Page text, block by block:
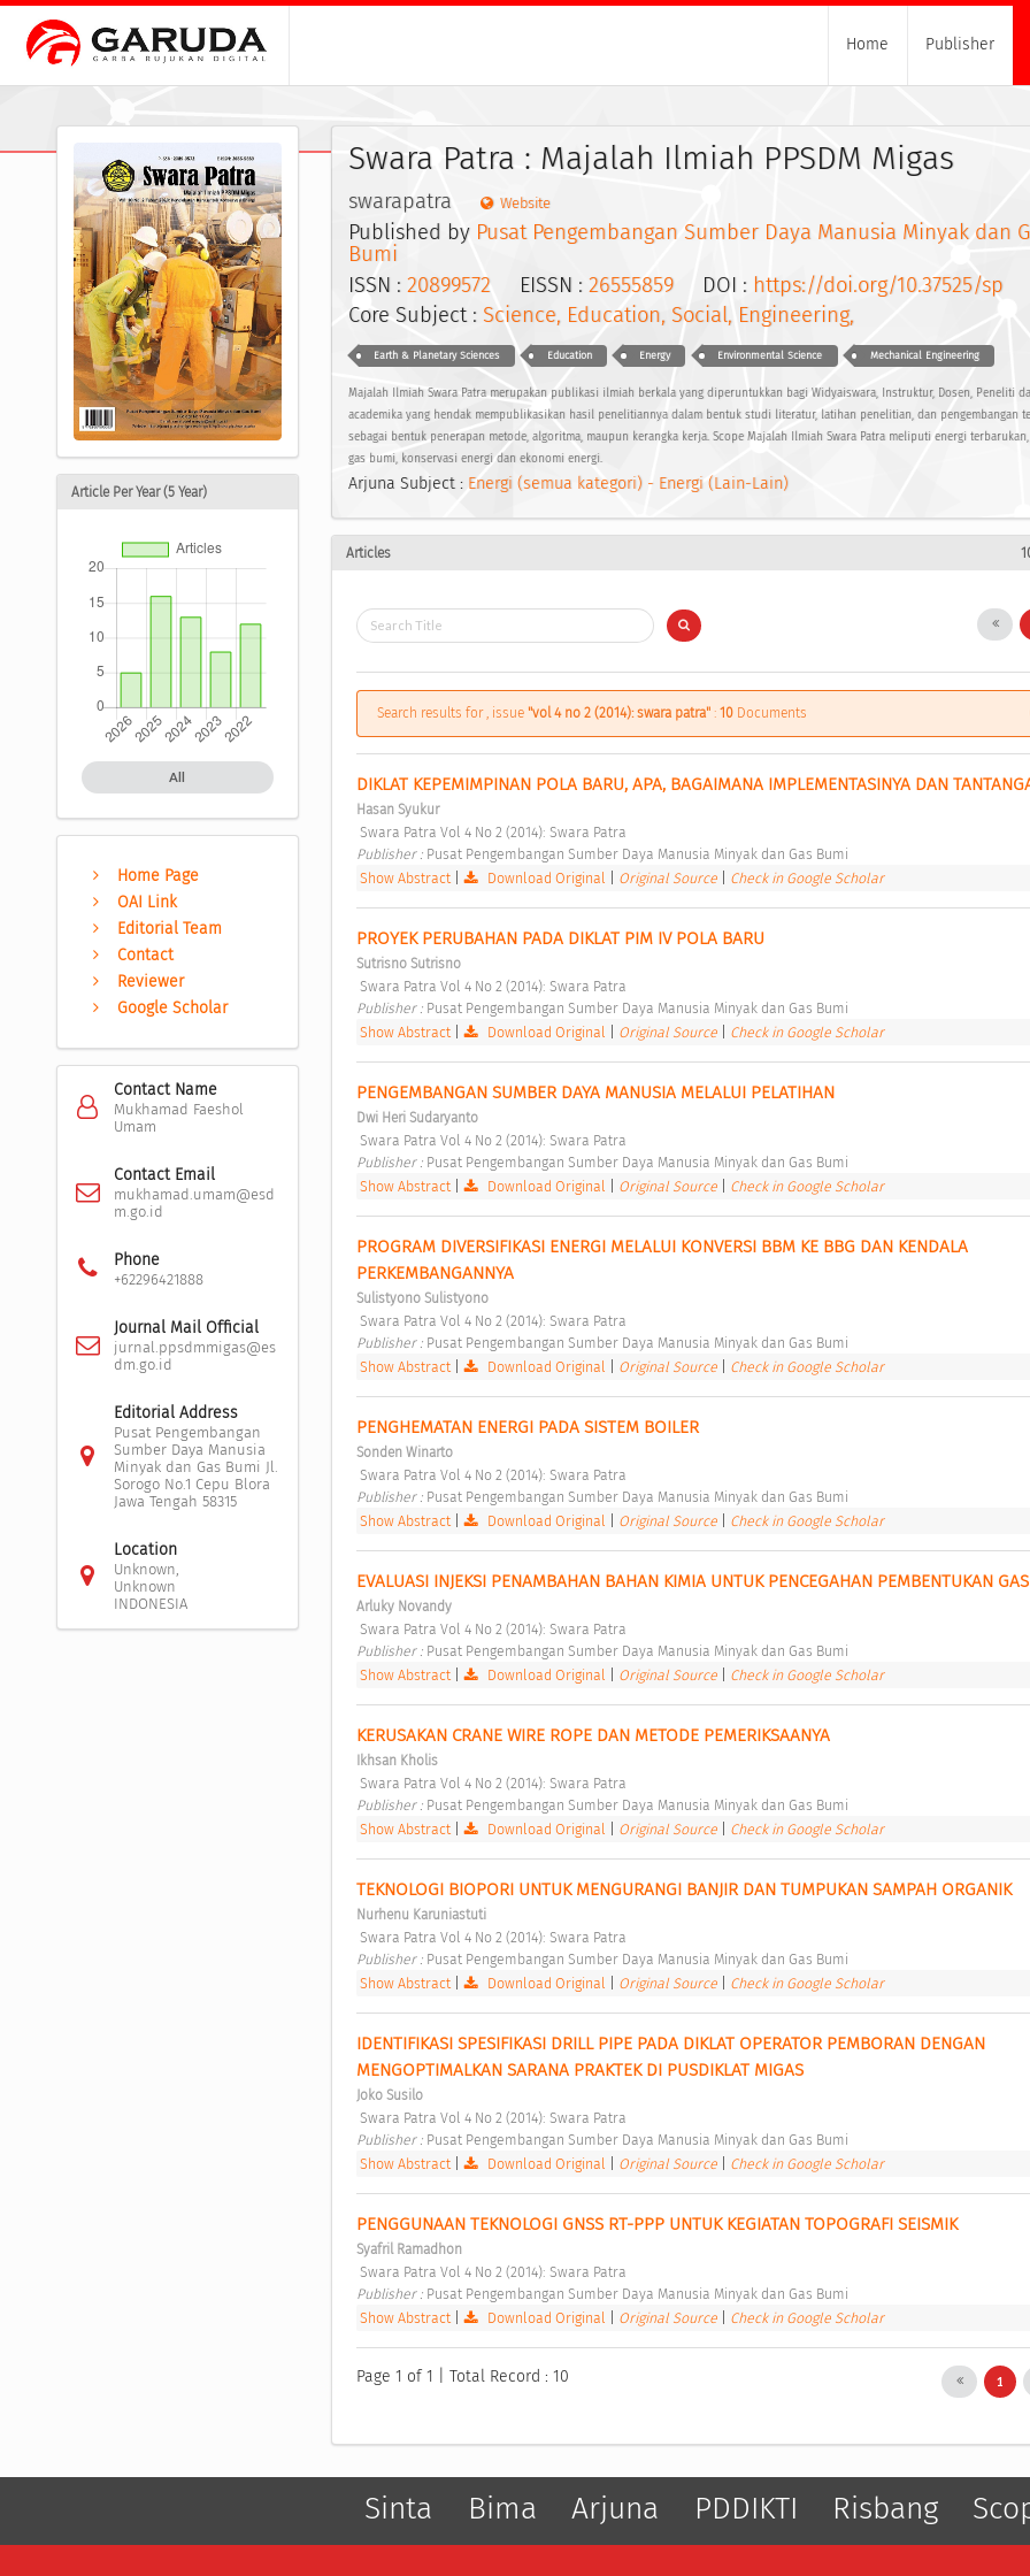
Home Publisher
Article Per Year (5 Year)
All
Home Page
OAI Link
Editorial Team
Contact
Reviewer
Google Scholar
Contact Name
Mukhamad Faeshol
Umam
Contact Email
mukhamad.umam@esd
m.go.id
Phone
+62296421888
Journal Mail Official
jurnal.ppsdmmigas@es
dm.go.id
Editorial Address
Pusat Pengembangan
Sumber Daya Manusia
Minyak dan Gas Bumi Jl.
Sorogo No.1 Cepu Blora
Jawa Tengah 58315
Location
Unknown,
Unknown
INDONESIA
Swara Patra : Majalah Ilmiah PPSDM Migas
swarapatra Website
Published by Pusat Pengembangan Sumber Daya Manusia Minyak dan
Bumi
ISSN : 20899572EISSN : 26555859DOI : https://doi.org/10.37525/sp
Core Subject : Science, Education, Social, Engineering,
Earth & Planetary Sciences Education Energy Environmental Science Mechanical Engineering
Majalah Ilmiah Swara Patra merupakan publikasi ilmiah berkala yang diperuntukkan bagi Widyaiswara, Instruktur, Dosen, Peneliti
academika yang hendak mempublikasikan hasil penelitiannya dalam bentuk studi literatur, latihan penelitian, dan pengembangan
sebagai bentuk penerapan metode, algoritma, maupun kerangka kerja. Scope Majalah Ilmiah Swara Patra meliputi energi
gas bumi, konservasi energi dan ekonomi energi.
Arjuna Subject : Energi (semua kategori) - Energi (Lain-Lain)
Articles
Search results for , issue "vol 4 no 2 (2014): swara patra": 10Documents
DIKLAT KEPEMIMPINAN POLA BARU, APA, BAGAIMANA IMPLEMENTASINYA DAN
Hasan Syukur
Swara Patra Vol 4 No 2 (2014): Swara Patra
Publisher : Pusat Pengembangan Sumber Daya Manusia Minyak dan Gas Bumi
Show Abstract| Download Original Original Source Check in Google Scholar
PROYEK PERUBAHAN PADA DIKLAT PIM IV POLA BARU
Sutrisno Sutrisno
Swara Patra Vol 4 No 2 (2014): Swara Patra
Publisher : Pusat Pengembangan Sumber Daya Manusia Minyak dan Gas Bumi
Show Abstract| Download Original Original Source Check in Google Scholar
PENGEMBANGAN SUMBER DAYA MANUSIA MELALUI PELATIHAN
Dwi Heri Sudaryanto
Swara Patra Vol 4 No 2 (2014): Swara Patra
Publisher : Pusat Pengembangan Sumber Daya Manusia Minyak dan Gas Bumi
Show Abstract| Download Original Original Source Check in Google Scholar
PROGRAM DIVERSIFIKASI ENERGI MELALUI KONVERSI BBM KE BBG DAN KENDALA
PERKEMBANGANNYA
Sulistyono Sulistyono
Swara Patra Vol 4 No 2 (2014): Swara Patra
Publisher : Pusat Pengembangan Sumber Daya Manusia Minyak dan Gas Bumi
Show Abstract| Download Original Original Source Check in Google Scholar
PENGHEMATAN ENERGI PADA SISTEM BOILER
Sonden Winarto
Swara Patra Vol 4 No 2 (2014): Swara Patra
Publisher : Pusat Pengembangan Sumber Daya Manusia Minyak dan Gas Bumi
Show Abstract| Download Original Original Source Check in Google Scholar
EVALUASI INJEKSI PENAMBAHAN BAHAN KIMIA UNTUK PENCEGAHAN PEMBENTUKAN
Arluky Novandy
Swara Patra Vol 4 No 2 (2014): Swara Patra
Publisher : Pusat Pengembangan Sumber Daya Manusia Minyak dan Gas Bumi
Show Abstract| Download Original Original Source Check in Google Scholar
KERUSAKAN CRANE WIRE ROPE DAN METODE PEMERIKSAANYA
Ikhsan Kholis
Swara Patra Vol 4 No 2 (2014): Swara Patra
Publisher : Pusat Pengembangan Sumber Daya Manusia Minyak dan Gas Bumi
Show Abstract| Download Original Original Source Check in Google Scholar
TEKNOLOGI BIOPORI UNTUK MENGURANGI BANJIR DAN TUMPUKAN SAMPAH ORGANIK
Nurhenu Karuniastuti
Swara Patra Vol 4 No 2 (2014): Swara Patra
Publisher : Pusat Pengembangan Sumber Daya Manusia Minyak dan Gas Bumi
Show Abstract| Download Original Original Source Check in Google Scholar
IDENTIFIKASI SPESIFIKASI DRILL PIPE PADA DIKLAT OPERATOR PEMBORAN DENGAN
MENGOPTIMALKAN SARANA PRAKTEK DI PUSDIKLAT MIGAS
Joko Susilo
Swara Patra Vol 4 No 2 (2014): Swara Patra
Publisher : Pusat Pengembangan Sumber Daya Manusia Minyak dan Gas Bumi
Show Abstract| Download Original Original Source Check in Google Scholar
PENGGUNAAN TEKNOLOGI GNSS RT-PPP UNTUK KEGIATAN TOPOGRAFI SEISMIK
Syafril Ramadhon
Swara Patra Vol 4 No 2 (2014): Swara Patra
Publisher : Pusat Pengembangan Sumber Daya Manusia Minyak dan Gas Bumi
Show Abstract| Download Original Original Source Check in Google Scholar
Page 1 of 1 | Total Record : 10 1
Sinta Bima Arjuna PDDIKTI Risbang